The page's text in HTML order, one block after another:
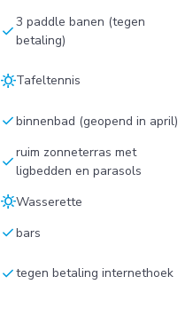
check3 paddle banen (tegen
betaling)
sunnyTafeltennis
checkbinnenbad (geopend in april)
checkruim zonneterras met
ligbedden en parasols
sunnyWasserette
checkbars
checktegen betaling internethoek